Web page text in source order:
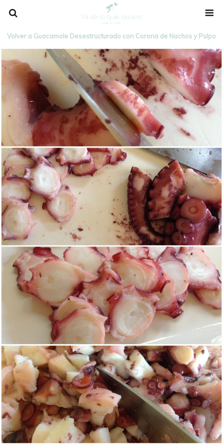
Volver a Guacamole Desestructurado con Corona de Nachos y Pulpo